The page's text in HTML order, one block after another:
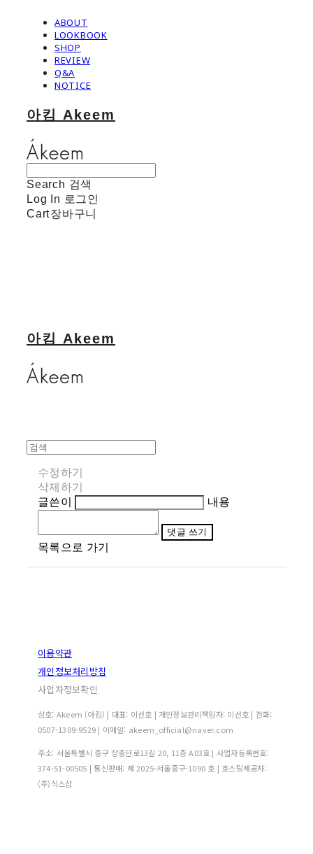
ABOUT
LOOKBOOK
SHOP
REVIEW
Q&A
NOTICE
아킴 Akeem
Search 검색
Log In 로그인
Cart장바구니
아킴 Akeem
수정하기
삭제하기
글쓴이
내용
댓글 쓰기
목록으로 가기
이용약관
개인정보처리방침
사업자정보확인
상호: Akeem (아킴) | 대표: 이선호 | 개인정보관리책임자: 이선호 | 전화:
0507-1309-9529 | 이메일: akeem_official@naver.com
주소: 서울특별시 중구 장충단로13길 20, 11층 A03호 | 사업자등록번호:
374-51-00505 | 통신판매: 제 2025-서울중구-1090 호 | 호스팅제공자:
(주)식스샵